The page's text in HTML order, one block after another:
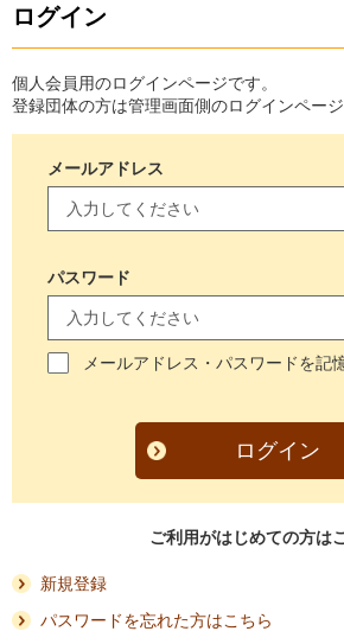
ログイン
個人会員用のログインページです。
登録団体の方は管理画面側のログインページ
メールアドレス
パスワード
メールアドレス・パスワードを記
ログイン
ご利用がはじめての方は
新規登録
パスワードを忘れた方はこちら